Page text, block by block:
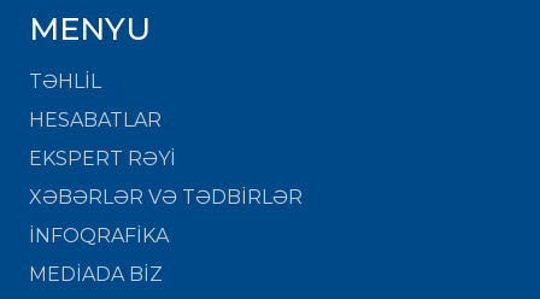
MENYU
TƏHLİL
HESABATLAR
EKSPERT RƏYİ
XƏBƏRLƏR VƏ TƏDBİRLƏR
İNFOQRAFİKA
MEDİADA BİZ